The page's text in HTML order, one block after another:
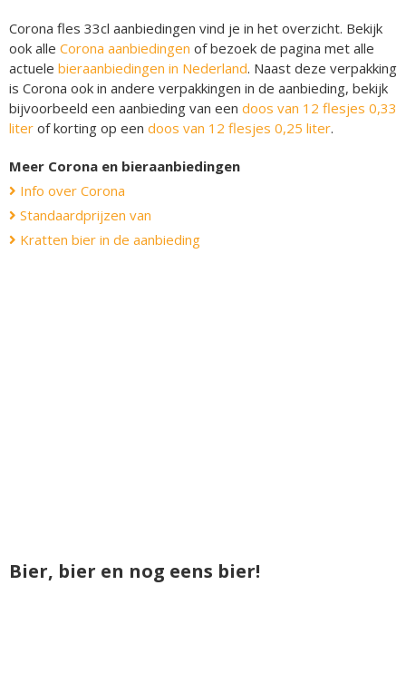
Corona fles 33cl aanbiedingen vind je in het overzicht. Bekijk
ook alle Corona aanbiedingen of bezoek de pagina met alle
actuele bieraanbiedingen in Nederland. Naast deze verpakking
is Corona ook in andere verpakkingen in de aanbieding, bekijk
bijvoorbeeld een aanbieding van een doos van 12 flesjes 0,33
liter of korting op een doos van 12 flesjes 0,25 liter.
Meer Corona en bieraanbiedingen
Info over Corona
Standaardprijzen van
Kratten bier in de aanbieding
Bier, bier en nog eens bier!